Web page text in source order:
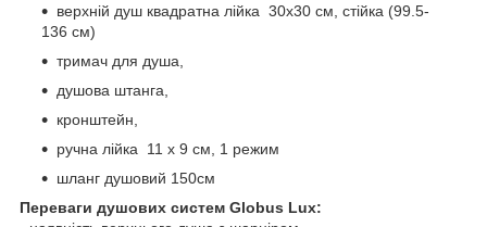
верхній душ квадратна лійка 30х30 см, стійка (99.5-
136 см)
тримач для душа,
душова штанга,
кронштейн,
ручна лійка 11 х 9 см, 1 режим
шланг душовий 150см
Переваги душових систем Globus Lux: